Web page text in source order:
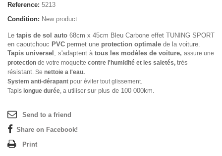
Reference: 5213
Condition: New product
Le tapis de sol auto 68cm x 45cm Bleu Carbone effet TUNING SPORT
en caoutchouc PVC permet une protection optimale de la voiture.
Tapis universel , s'adaptent à tous les modèles de voiture, assure une
protection de votre moquette contre l'humidité et les saletés, très
résistant. Se nettoie a l'eau.
System anti-dérapant pour éviter tout glissement.
Tapis longue durée, a utiliser sur plus de 100 000km.
Send to a friend
Share on Facebook!
Print